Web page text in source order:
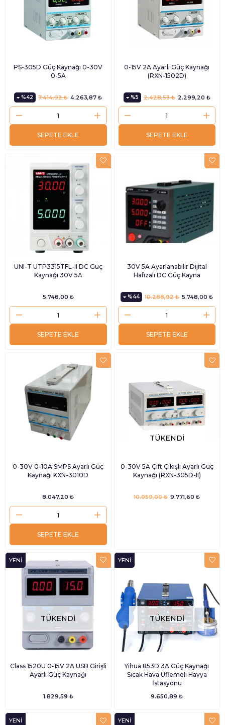
PS-305D Güç Kaynağı 0-30V
0-5A
%42 4.263,87 ₺
7.414,92 ₺
SEPETE EKLE
0-15V 2A Ayarlı Güç Kaynağı
(RXN-1502D)
%5 2.299,20 ₺
2.428,53 ₺
SEPETE EKLE
UNI-T UTP3315TFL-II DC Güç
Kaynağı 30V 5A
5.748,00 ₺
SEPETE EKLE
30V 5A Ayarlanabilir Dijital
Hafızalı DC Güç Kayna
%44 5.748,00 ₺
10.288,92 ₺
SEPETE EKLE
0-30V 0-10A SMPS Ayarlı Güç
Kaynağı KXN-3010D
8.047,20 ₺
SEPETE EKLE
TÜKENDI
0-30V 5A Çift Çıkışlı Ayarlı Güç
Kaynağı (RXN-305D-II)
9.771,60 ₺
10.059,00 ₺
TÜKENDI
Class 1520U 0-15V 2A USB Girişli
Ayarlı Güç Kaynağı
1.829,59 ₺
YENI
TÜKENDI
Yihua 853D 3A Güç Kaynağı
Sıcak Hava Üflemeli Havya
İstasyonu
9.650,89 ₺
YENI
YENI YENI